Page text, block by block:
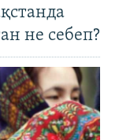
не себеп?